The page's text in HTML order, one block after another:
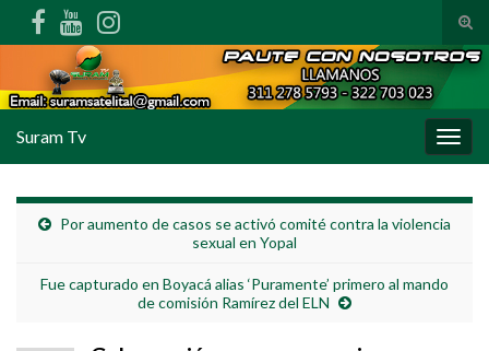
Suram Tv
Por aumento de casos se activó comité contra la violencia
sexual en Yopal
Fue capturado en Boyacá alias ‘Puramente’ primero al mando
de comisión Ramírez del ELN